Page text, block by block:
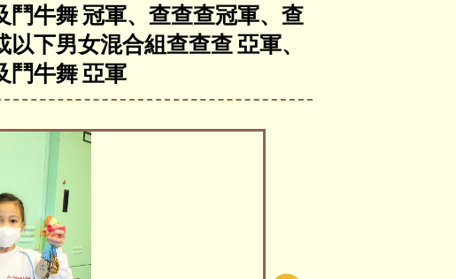
鬥牛舞 冠軍、查查查冠軍、查
下男女混合組查查查 亞軍、
鬥牛舞 亞軍